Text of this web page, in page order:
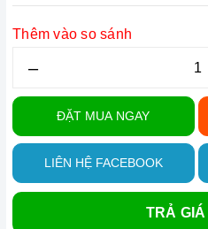
Thêm vào so sánh
–
ĐẶT MUA NGAY
LIÊN HỆ FACEBOOK
TRẢ